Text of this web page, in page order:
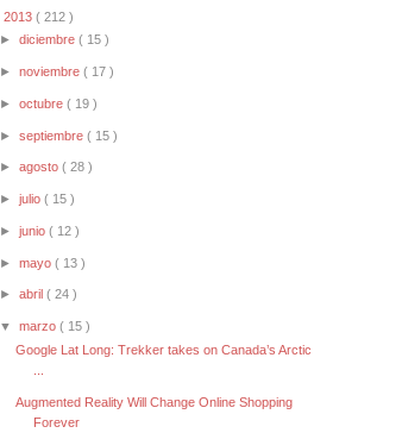
2013 ( 212 )
►diciembre( 15 )
►noviembre( 17 )
►octubre( 19 )
►septiembre( 15 )
►agosto( 28 )
►julio( 15 )
►junio( 12 )
►mayo( 13 )
►abril( 24 )
▼marzo( 15 )
Google Lat Long: Trekker takes on Canada’s Arctic
Augmented Reality Will Change Online Shopping
Forever